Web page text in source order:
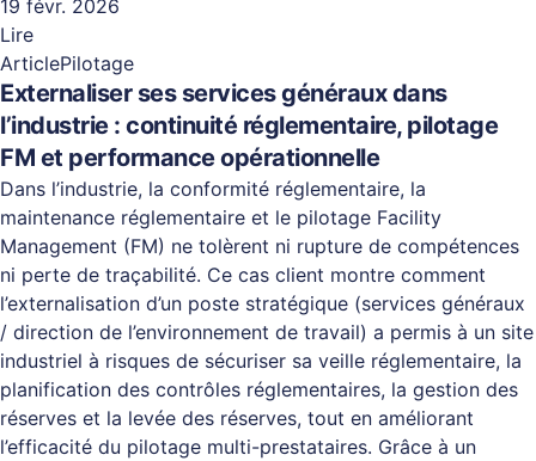
19 févr. 2026
Lire
ArticlePilotage
Externaliser ses services généraux dans
l’industrie : continuité réglementaire, pilotage
FM et performance opérationnelle
Dans l’industrie, la conformité réglementaire, la
maintenance réglementaire et le pilotage Facility
Management (FM) ne tolèrent ni rupture de compétences
ni perte de traçabilité. Ce cas client montre comment
l’externalisation d’un poste stratégique (services généraux
/ direction de l’environnement de travail) a permis à un site
industriel à risques de sécuriser sa veille réglementaire, la
planification des contrôles réglementaires, la gestion des
réserves et la levée des réserves, tout en améliorant
l’efficacité du pilotage multi-prestataires. Grâce à un